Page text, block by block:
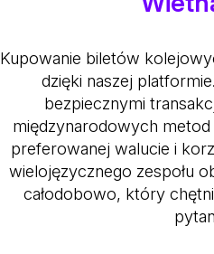
Kupowanie biletów
dzięki naszej
bezpiecznymi
międzynarodowych metod
preferowanej walucie i
wielojęzycznego zespołu
całodobowo, który